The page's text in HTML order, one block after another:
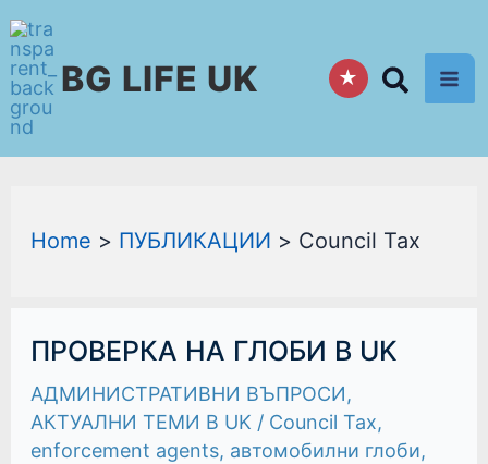
Skip
to
contentBG LIFE UK ★
Home ПУБЛИКАЦИИ Council Tax
ПРОВЕРКА НА ГЛОБИ В UK
АДМИНИСТРАТИВНИ ВЪПРОСИ,
АКТУАЛНИ ТЕМИ В UK / Council Tax,
enforcement agents, автомобилни глоби,
ПРОВЕРКА
НА
В
UK